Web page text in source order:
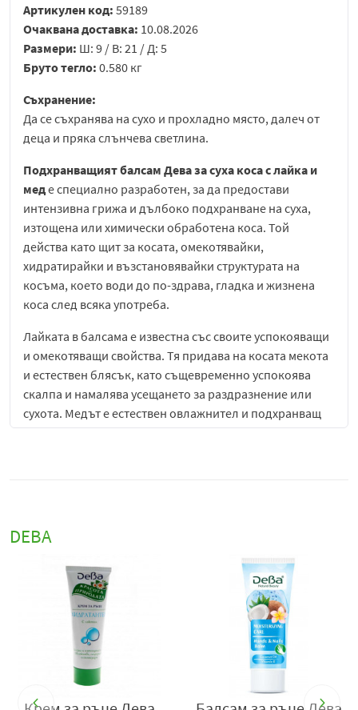
Артикулен код: 59189
Очаквана доставка: 10.08.2026
Размери: Ш: 9 / В: 21 / Д: 5
Бруто тегло: 0.580 кг
Съхранение:
Да се съхранява на сухо и прохладно място, далеч от
деца и пряка слънчева светлина.
Подхранващият балсам Дева за суха коса с лайка и
меде специално разработен, за да предостави
интензивна грижа и дълбоко подхранване на суха,
изтощена или химически обработена коса. Той
действа като щит за косата, омекотявайки,
хидратирайки и възстановявайки структурата на
косъма, което води до по-здрава, гладка и жизнена
коса след всяка употреба.
Лайката в балсама е известна със своите успокояващи
и омекотяващи свойства. Тя придава на косата мекота
и естествен блясък, като същевременно успокоява
скалпа и намалява усещането за раздразнение или
сухота. Медът е естествен овлажнител и подхранващ
агент, който прониква дълбоко в косъма,
косата, без да я утежнява.
Балсамът има кремообразна и лека текстура, която се
разпределя лесно по дължината на косата и
позволява бързо попиване. Той улеснява
разресването, намалява накъсването и предотвратява
сплъстяването на косата, като я оставя мека, гладка и
приятна на допир. Редовната употреба на балсама
на косата, придавайки ѝ здрав и сияен вид.
DEBA